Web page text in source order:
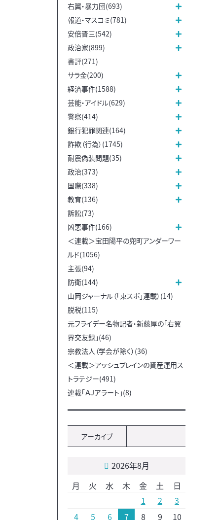
右翼・暴力団(693)
報道・マスコミ(781)
安倍晋三(542)
政治家(899)
書評(271)
サラ金(200)
経済事件(1588)
芸能・アイドル(629)
警察(414)
銀行犯罪関連(164)
詐欺（行為）(1745)
耐震偽装問題(35)
政治(373)
国際(338)
教育(136)
訴訟(73)
凶悪事件(166)
＜連載＞宝田陽平の兜町アンダーワー
ルド(1056)
主張(94)
防衛(144)
山岡ジャーナル（「東スポ」連載）(14)
脱税(115)
元フライデー名物記者・新藤厚の「右翼
界交友録」(46)
宗教法人（学会が除く）(36)
＜連載＞アッシュブレインの資産運用ス
トラテジー(491)
連載「ＡＪアラート」(8)
アーカイブ
2026年8月
月
火 水 木 金 土
日
1
2
3
4
5 6 7 8 9 10